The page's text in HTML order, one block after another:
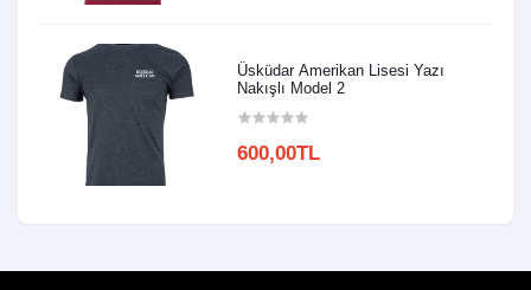
Üsküdar Amerikan Lisesi Yazı
Nakışlı Model 2
600,00TL